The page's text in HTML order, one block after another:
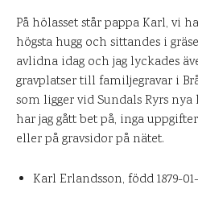
På hölasset står pappa Karl, vi
högsta hugg och sittandes i
avlidna idag och jag lyckades
gravplatser till familjegravar i
som ligger vid Sundals Ryrs
har jag gått bet på, inga
eller på gravsidor på nätet.
Karl Erlandsson, född 1879-